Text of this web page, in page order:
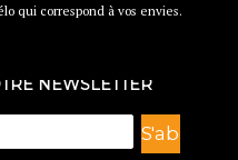
qui correspond à vos envies.
NEWSLETTER